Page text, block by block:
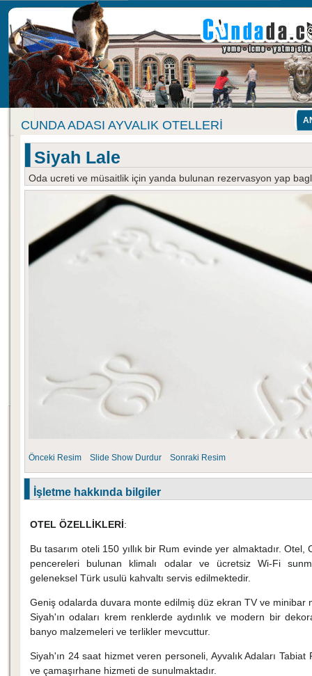
CUNDA ADASI AYVALIK OTELLERI
Siyah Lale
Oda ucreti ve müsaitlik için yanda bulunan rezervasyon yap
Önceki Resim Slide Show Durdur Sonraki Resim
İşletme hakkında bilgiler
OTEL ÖZELLİKLERİ:
Bu tasarım oteli 150 yıllık bir Rum evinde yer almaktadır. Otel,
pencereleri bulunan klimalı odalar ve ücretsiz Wi-Fi
geleneksel Türk usulü kahvaltı servis edilmektedir.
Geniş odalarda duvara monte edilmiş düz ekran TV ve minibar
Siyah'ın odaları krem renklerde aydınlık ve modern bir
banyo malzemeleri ve terlikler mevcuttur.
Siyah'ın 24 saat hizmet veren personeli, Ayvalık Adaları Tabiat
ve çamaşırhane hizmeti de sunulmaktadır.